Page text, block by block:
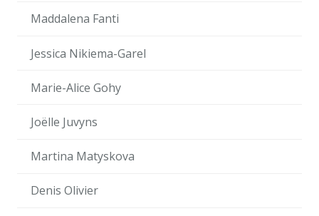
Maddalena Fanti
Jessica Nikiema-Garel
Marie-Alice Gohy
Joëlle Juvyns
Martina Matyskova
Denis Olivier